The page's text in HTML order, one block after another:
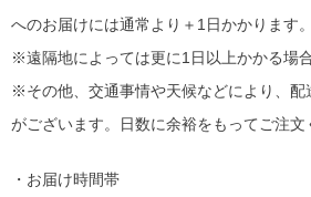
へのお届けには通常より＋1日かかります。
※遠隔地によっては更に1日以上かかる場
※その他、交通事情や天候などにより、配
がございます。日数に余裕をもってご注文
・お届け時間帯